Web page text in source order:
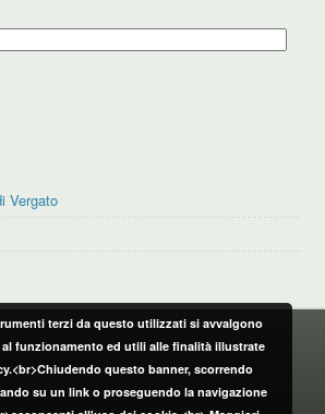
Vergato
terzi da questo utilizzati si avvalgono
funzionamento ed utili alle finalità illustrate
questo banner, scorrendo
su un link o proseguendo la navigazione